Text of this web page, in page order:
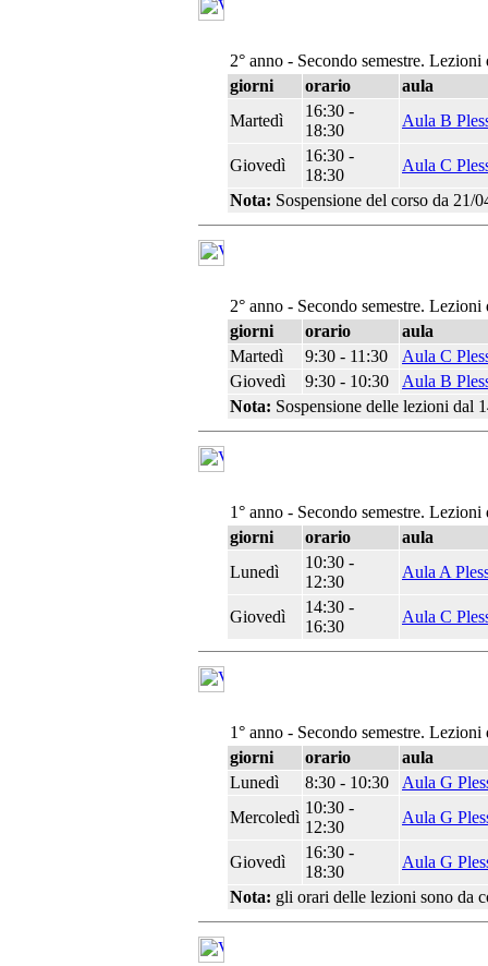
2° anno - Secondo semestre.
giorni
orario
aula
Martedì
16:30 -
18:30
Aula B
Giovedì
16:30 -
18:30
Aula C
Nota: Sospensione del corso da 21/
2° anno - Secondo semestre.
giorni
orario
aula
Martedì
9:30 - 11:30
Aula C
Giovedì
9:30 - 10:30
Aula B
Nota: Sospensione delle lezioni dal
1° anno - Secondo semestre.
giorni
orario
aula
Lunedì
10:30 -
12:30
Aula A
Giovedì
14:30 -
16:30
Aula C
1° anno - Secondo semestre.
giorni
orario
aula
Lunedì
8:30 - 10:30
Aula G
Mercoledì
10:30 -
12:30
Aula G
Giovedì
16:30 -
18:30
Aula G
Nota: gli orari delle lezioni sono da